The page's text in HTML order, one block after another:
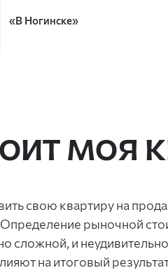
«В Ногинске»
моя
свою квартиру на
рыночной
сложной, и
на итоговый